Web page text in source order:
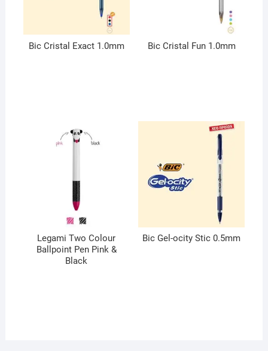
Bic Cristal Exact 1.0mm Bic Cristal Fun 1.0mm
Legami Two Colour
Ballpoint Pen Pink &
Black
Bic Gel-ocity Stic 0.5mm